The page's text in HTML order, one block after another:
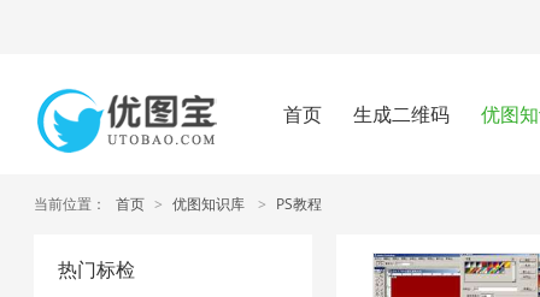
首页 生成二维码 优图
当前位置： 首页 > 优图知识库 > PS教程
热门标检